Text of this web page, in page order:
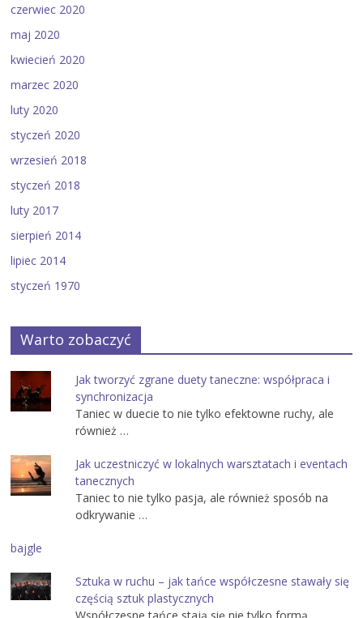
czerwiec 2020
maj 2020
kwiecień 2020
marzec 2020
luty 2020
styczeń 2020
wrzesień 2018
styczeń 2018
luty 2017
sierpień 2014
lipiec 2014
styczeń 1970
Warto zobaczyć
Jak tworzyć zgrane duety taneczne: współpraca i
synchronizacja
Taniec w duecie to nie tylko efektowne ruchy, ale
również …
Jak uczestniczyć w lokalnych warsztatach i eventach
tanecznych
Taniec to nie tylko pasja, ale również sposób na
odkrywanie …
bajgle
Sztuka w ruchu – jak tańce współczesne stawały się
częścią sztuk plastycznych